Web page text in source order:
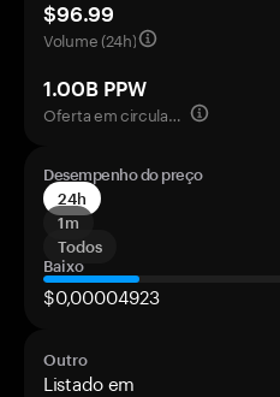
$96.99
Volume (24h)
1.00B PPW
Oferta em circulação
Desempenho do preço
24h
1m
Todos
Baixo
$0,00004923
Outro
Listado em